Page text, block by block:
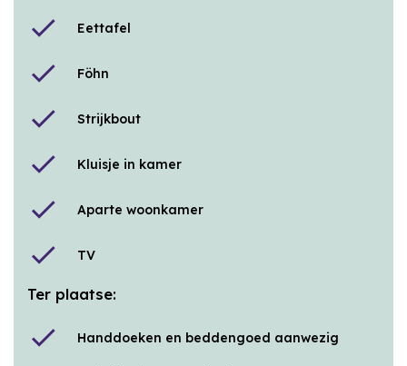
check Eettafel
check Föhn
check Strijkbout
check Kluisje in kamer
check Aparte woonkamer
check TV
Ter plaatse:
check Handdoeken en beddengoed aanwezig